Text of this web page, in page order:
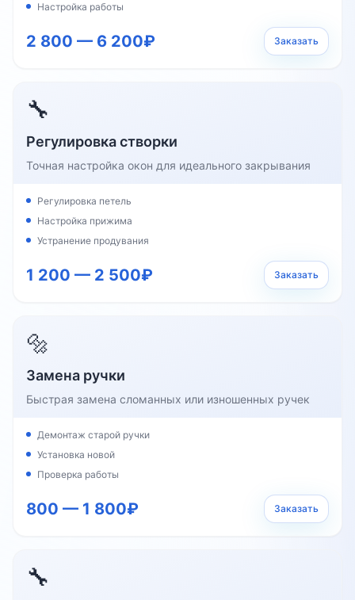
Настройка работы
2 800 — 6 200₽ Заказать
🔧
Регулировка створки
Точная настройка окон для идеального закрывания
Регулировка петель
Настройка прижима
Устранение продувания
1 200 — 2 500₽ Заказать
🔩
Замена ручки
Быстрая замена сломанных или изношенных ручек
Демонтаж старой ручки
Установка новой
Проверка работы
800 — 1 800₽ Заказать
🔧